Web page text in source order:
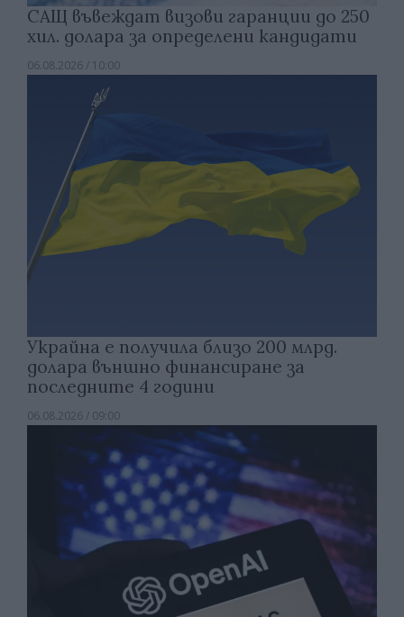
САЩ въвеждат визови гаранции до 250
хил. долара за определени кандидати
06.08.2026 / 10:00
Украйна е получила близо 200 млрд.
долара външно финансиране за
последните 4 години
06.08.2026 / 09:00